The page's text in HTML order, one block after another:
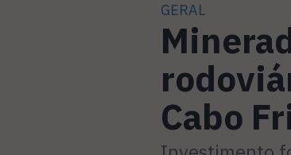
GERAL
Cabo